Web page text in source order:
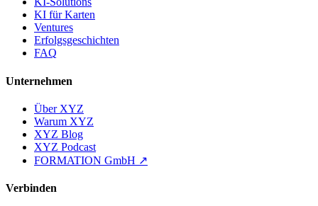
KI für Karten
Ventures
Erfolgsgeschichten
FAQ
Unternehmen
Über XYZ
Warum XYZ
XYZ Blog
XYZ Podcast
FORMATION GmbH ↗
Verbinden